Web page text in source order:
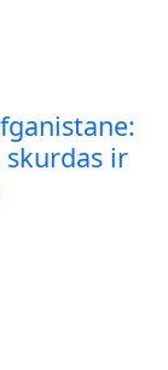
ir